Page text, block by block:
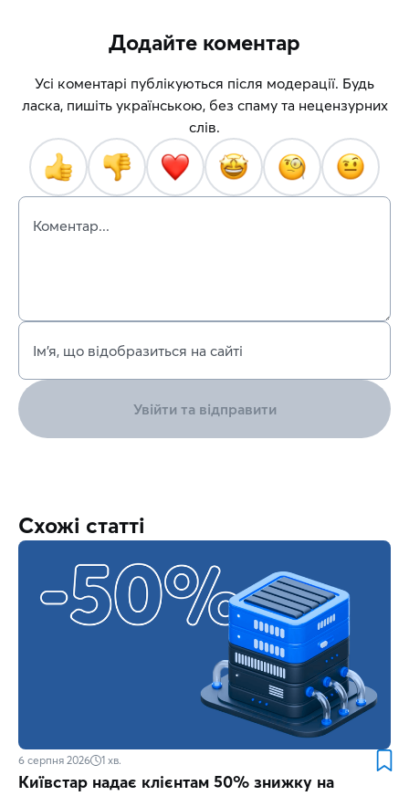
Додайте коментар
Усі коментарі публікуються після модерації. Будь
ласка, пишіть українською, без спаму та нецензурних
слів.
Коментар...
Ім’я, що відобразиться на сайті
Увійти та відправити
Схожі статті
6 серпня 2026 1 хв.
Київстар надає клієнтам 50% знижку на